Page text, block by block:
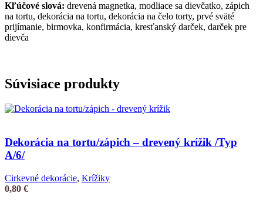
Kľúčové slová: drevená magnetka, modliace sa dievčatko, zápich
na tortu, dekorácia na tortu, dekorácia na čelo torty, prvé sväté
prijímanie, birmovka, konfirmácia, kresťanský darček, darček pre
dievča
Súvisiace produkty
Dekorácia na tortu/zápich – drevený krížik /Typ
A/6/
Cirkevné dekorácie, Krížiky
0,80 €